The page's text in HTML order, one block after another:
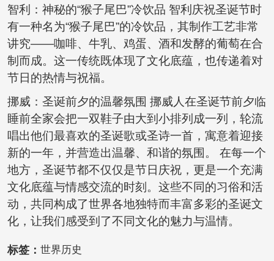
智利：神秘的“猴子尾巴”冷饮品 智利庆祝圣诞节时
有一种名为“猴子尾巴”的冷饮品，其制作工艺非常
讲究——咖啡、牛乳、鸡蛋、酒和发酵的葡萄在合
制而成。这一传统既体现了文化底蕴，也传递着对
节日的热情与祝福。
挪威：圣诞前夕的温馨氛围 挪威人在圣诞节前夕临
睡前全家会把一双鞋子由大到小排列成一列，轮流
唱出他们最喜欢的圣诞歌或圣诗一首，寓意着迎接
新的一年，并营造出温馨、和谐的氛围。 在每一个
地方，圣诞节都不仅仅是节日庆祝，更是一个充满
文化底蕴与情感交流的时刻。这些不同的习俗和活
动，共同构成了世界各地独特而丰富多彩的圣诞文
化，让我们感受到了不同文化的魅力与温情。
标签： 世界历史